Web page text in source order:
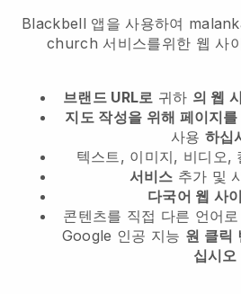
Blackbell 앱을 사용하여
church 서비스를위한 웹 사
브랜드 URL로 귀하 의 웹
지도 작성을 위해 페이지
사용 하십
텍스트, 이미지, 비디오,
서비스 추가 및
다국어 웹 사
콘텐츠를 직접 다른 언어로
Google 인공 지능 원 클릭
십시오